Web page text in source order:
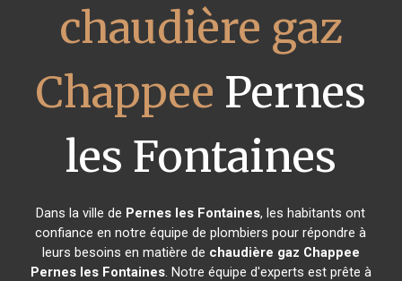
chaudière gaz
Chappee Pernes
les Fontaines
Dans la ville de Pernes les Fontaines, les habitants ont
confiance en notre équipe de plombiers pour répondre à
leurs besoins en matière de chaudière gaz Chappee
Pernes les Fontaines. Notre équipe d'experts est prête à